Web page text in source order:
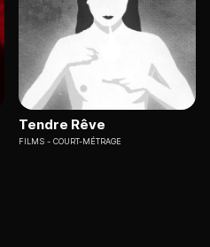
Tendre Rêve
FILMS COURT-MÉTRAGE